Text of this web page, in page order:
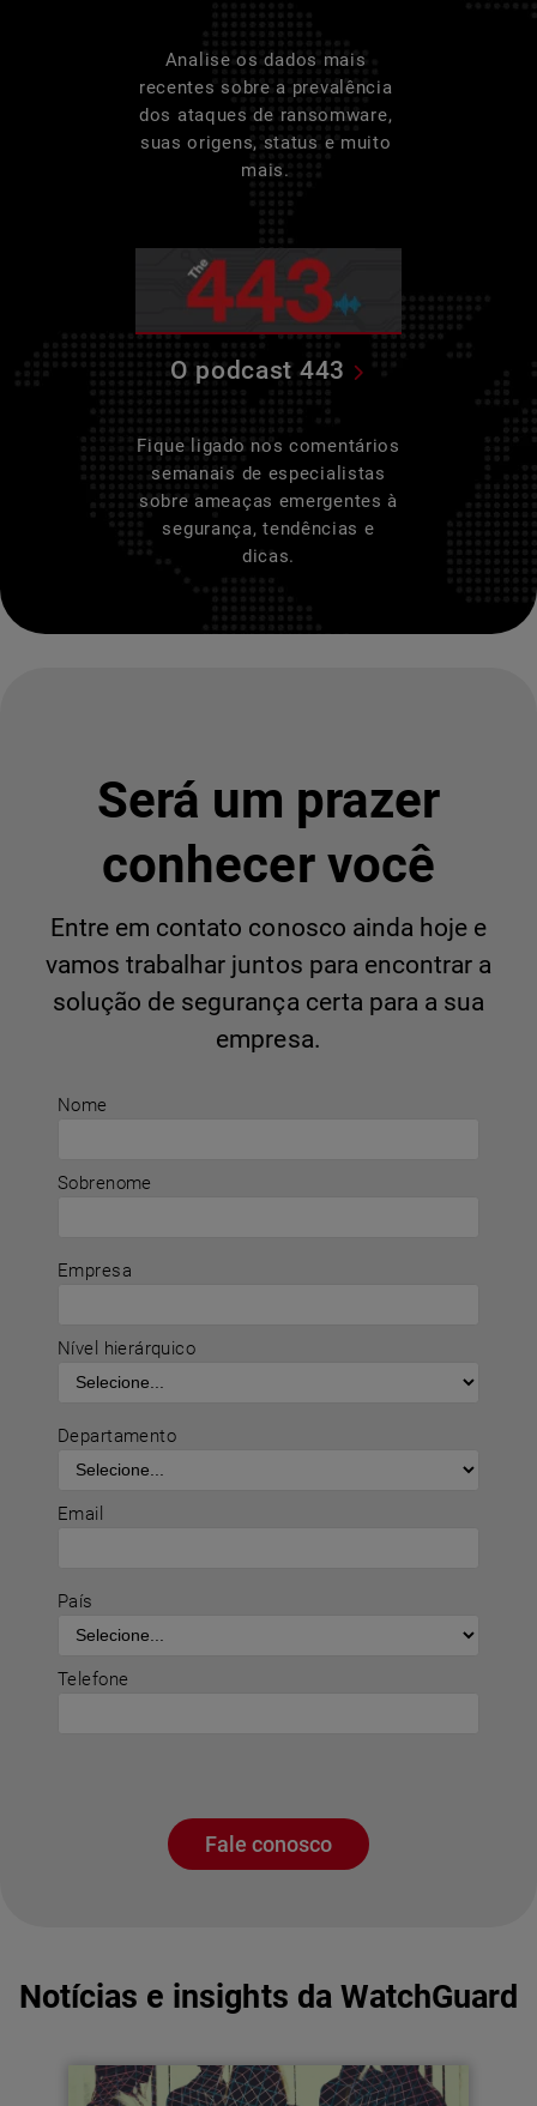
Analise os dados mais
recentes sobre a prevalência
dos ataques de ransomware,
suas origens, status e muito
mais.
O podcast 443
Fique ligado nos comentários
semanais de especialistas
sobre ameaças emergentes à
segurança, tendências e
dicas.
Nome
Sobrenome
Empresa
Nível hierárquico
Departamento
Email
País
Telefone
Fale conosco
Será um prazer
conhecer você
Entre em contato conosco ainda hoje e
vamos trabalhar juntos para encontrar a
solução de segurança certa para a sua
empresa.
Notícias e insights da WatchGuard